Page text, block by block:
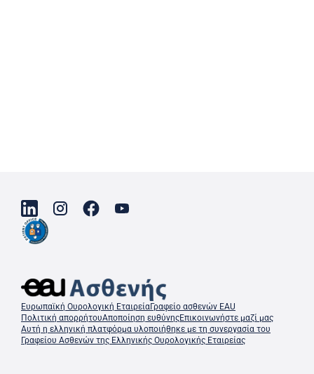
Ευρωπαϊκή Ουρολογική ΕταιρείαΓραφείο ασθενών EAU
Πολιτική απορρήτουΑποποίηση ευθύνηςΕπικοινωνήστε μαζί μας
Αυτή η ελληνική πλατφόρμα υλοποιήθηκε με τη συνεργασία του
Γραφείου Ασθενών της Ελληνικής Ουρολογικής Εταιρείας